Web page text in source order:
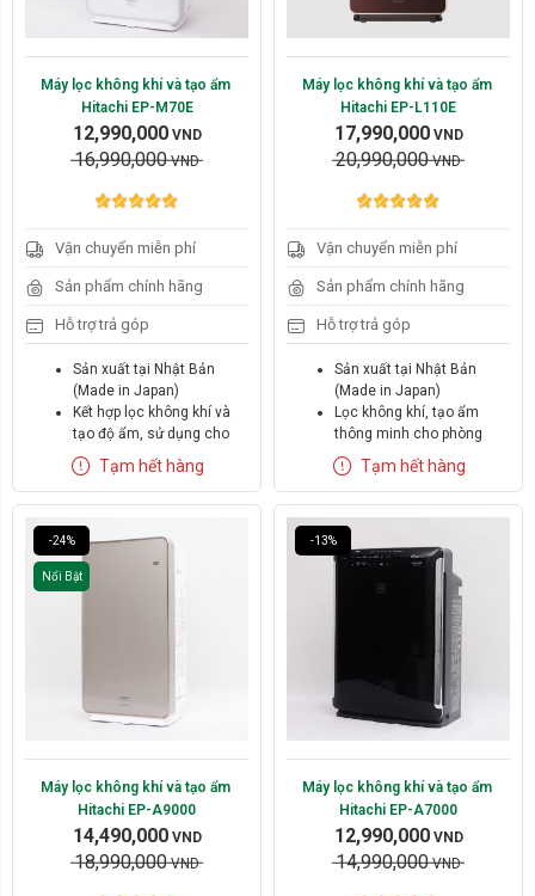
khí bằng màu sắc
Kết nối với điện thoại
thông minh qua ứng dụng
HomeDirect
Bảng điều khiển kỹ thuật
Máy lọc không khí và tạo ẩm
Hitachi EP-M70E
12,990,000 VND
16,990,000 VND
Vận chuyển miễn phí
Sản phẩm chính hãng
Hỗ trợ trả góp
Sản xuất tại Nhật Bản
(Made in Japan)
Kết hợp lọc không khí và
tạo độ ẩm, sử dụng cho
phòng lên tới 53m2
Mặt kính cường lực chống
khuẩn mạnh
Màng lọc HEPA H13 loại bỏ
99,97% bụi mịn kích thước
Tạm hết hàng
Máy lọc không khí và tạo ẩm
Hitachi EP-L110E
17,990,000 VND
20,990,000 VND
Vận chuyển miễn phí
Sản phẩm chính hãng
Hỗ trợ trả góp
Sản xuất tại Nhật Bản
(Made in Japan)
Lọc không khí, tạo ẩm
thông minh cho phòng
diện tích tới 79m2
Mặt kính cường lực chống
Ion nano bạc Ag+ kháng
khuẩn mạnh
Màng lọc HEPA H13 loại bỏ
99,97% bụi mịn kích thước
Thời gian sử dụng màng
lọc lên tới 10 năm
Tự động vệ sinh màng lọc
thô hàng ngày
Tạm hết hàng
-24%
Nổi Bật
Hãng:
Hitachi
Diện tích:
Lớn hơn 50m2
Xóa
Máy lọc không khí và tạo ẩm
Hitachi EP-A9000
14,490,000 VND
18,990,000 VND
-13%
Hãng:
Hitachi
Diện tích:
30m2 - 50m2
Xóa
Máy lọc không khí và tạo ẩm
Hitachi EP-A7000
12,990,000 VND
14,990,000 VND